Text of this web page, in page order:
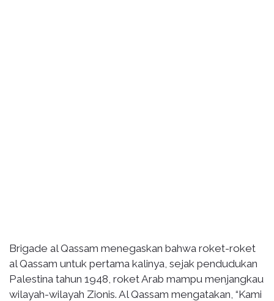
Brigade al Qassam menegaskan bahwa roket-roket
al Qassam untuk pertama kalinya, sejak pendudukan
Palestina tahun 1948, roket Arab mampu menjangkau
wilayah-wilayah Zionis. Al Qassam mengatakan, “Kami